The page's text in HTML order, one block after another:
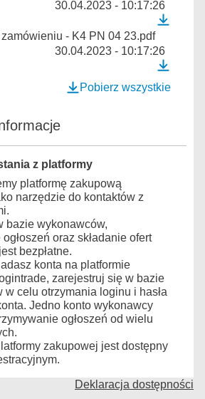
30.04.2023 - 10:17:26
zamówieniu - K4 PN 04 23.pdf
30.04.2023 - 10:17:26
Pobierz wszystkie
z platformy
platformę zakupową
narzędzie do kontaktów z
bazie wykonawców,
oraz składanie ofert
bezpłatne.
konta na platformie
zarejestruj się w bazie
w celu otrzymania loginu i hasła
Jedno konto wykonawcy
ogłoszeń od wielu
zakupowej jest dostępny
Deklaracja dostępności